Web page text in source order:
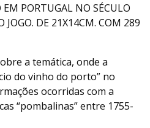
PORTUGAL NO SÉCULO
JOGO. DE 21X14CM. COM 289
a temática, onde a
do vinho do porto” no
ocorridas com a
“pombalinas” entre 1755-